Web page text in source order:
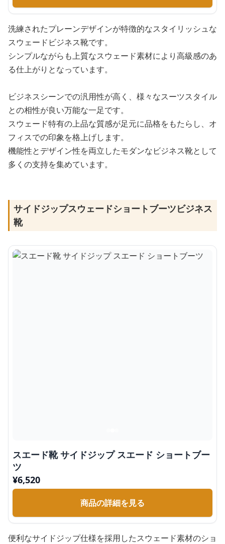
洗練されたプレーンデザインが特徴的なスタイリッシュな
スウェードビジネス靴です。
シンプルながらも上質なスウェード素材により高級感のあ
る仕上がりとなっています。
ビジネスシーンでの汎用性が高く、様々なスーツスタイル
との相性が良い万能な一足です。
スウェード特有の上品な質感が足元に品格をもたらし、オ
フィスでの印象を格上げします。
機能性とデザイン性を両立したモダンなビジネス靴として
多くの支持を集めています。
サイドジップスウェードショートブーツビジネス
靴
スエード靴 サイドジップ スエード ショートブー
ツ
¥6,520
商品の詳細を見る
便利なサイドジップ仕様を採用したスウェード素材のショ